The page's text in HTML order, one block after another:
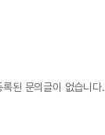
록된 문의글이 없습니다.